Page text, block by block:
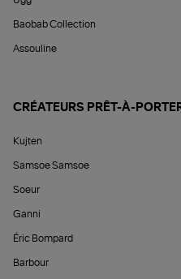
Baobab Collection
Assouline
CRÉATEURS PRÊT-À-
Kujten
Samsoe Samsoe
Soeur
Ganni
Éric Bompard
Barbour